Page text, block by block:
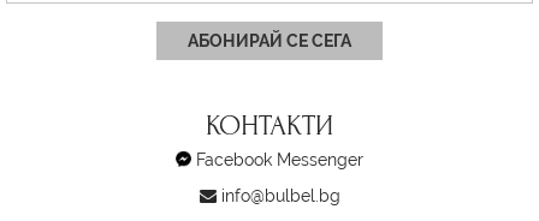
АБОНИРАЙ СЕ СЕГА
КОНТАКТИ
Facebook Messenger
info@bulbel.bg